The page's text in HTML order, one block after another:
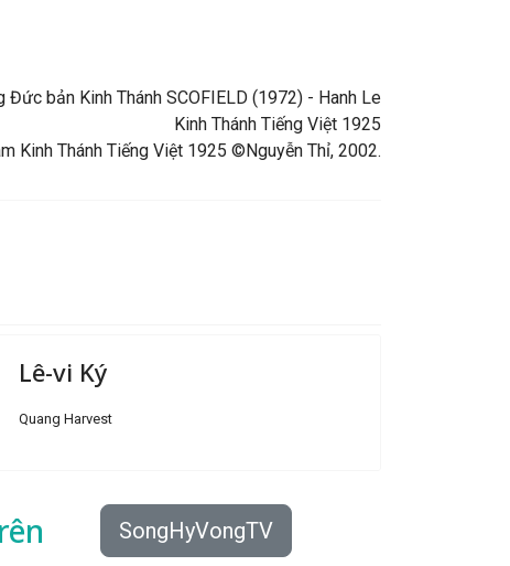
bản Kinh Thánh SCOFIELD (1972) - Hanh Le
Kinh Thánh Tiếng Việt 1925
Kinh Thánh Tiếng Việt 1925 ©Nguyễn Thỉ, 2002.
Lê-vi Ký
Quang Harvest
SongHyVongTV